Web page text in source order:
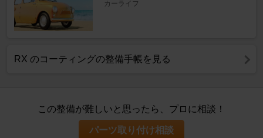
カーライフ
RX のコーティングの整備手帳を見る
この整備が難しいと思ったら、プロに相談！
パーツ取り付け相談